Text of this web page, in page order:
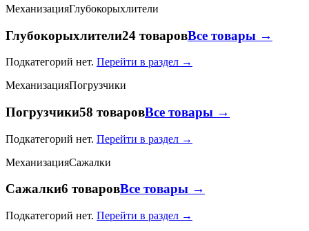
МеханизацияГлубокорыхлители
Глубокорыхлители24 товаровВсе товары →
Подкатегорий нет. Перейти в раздел →
МеханизацияПогрузчики
Погрузчики58 товаровВсе товары →
Подкатегорий нет. Перейти в раздел →
МеханизацияСажалки
Сажалки6 товаровВсе товары →
Подкатегорий нет. Перейти в раздел →